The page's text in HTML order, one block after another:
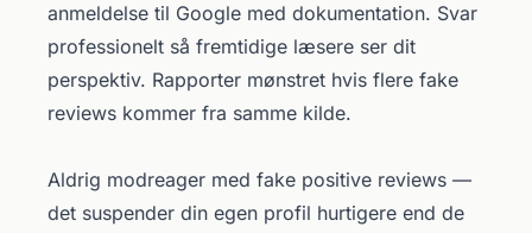
anmeldelse til Google med dokumentation. Svar
professionelt så fremtidige læsere ser dit
perspektiv. Rapporter mønstret hvis flere fake
reviews kommer fra samme kilde.
Aldrig modreager med fake positive reviews —
det suspender din egen profil hurtigere end de